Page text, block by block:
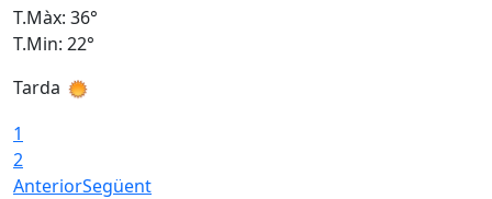
T.Màx: 36°
T.Min: 22°
Tarda
1
2
AnteriorSegüent